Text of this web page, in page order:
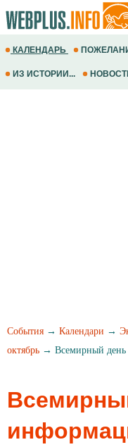
КАЛЕНДАРЬ
ИЗ ИСТОРИИ...
События → Календари →
октябрь → Всемирный день